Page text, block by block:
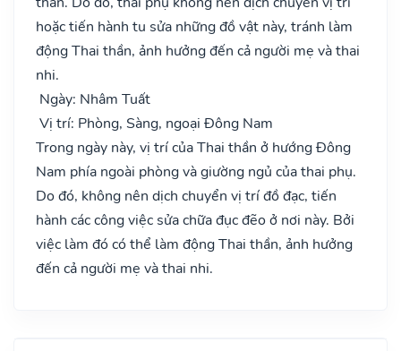
hoặc tiến hành tu sửa những đồ vật này, tránh làm
động Thai thần, ảnh hưởng đến cả người mẹ và thai
nhi.
Ngày: Nhâm Tuất
Vị trí: Phòng, Sàng, ngoại Đông Nam
Trong ngày này, vị trí của Thai thần ở hướng Đông
Nam phía ngoài phòng và giường ngủ của thai phụ.
Do đó, không nên dịch chuyển vị trí đồ đạc, tiến
hành các công việc sửa chữa đục đẽo ở nơi này. Bởi
việc làm đó có thể làm động Thai thần, ảnh hưởng
đến cả người mẹ và thai nhi.